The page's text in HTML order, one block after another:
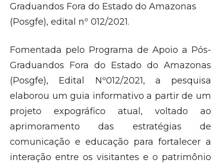
Graduandos Fora do Estado do Amazonas
(Posgfe), edital nº 012/2021.
Fomentada pelo Programa de Apoio a Pós-
Graduandos Fora do Estado do Amazonas
(Posgfe), Edital Nº012/2021, a pesquisa
elaborou um guia informativo a partir de um
projeto expográfico atual, voltado ao
aprimoramento das estratégias de
comunicação e educação para fortalecer a
interação entre os visitantes e o patrimônio